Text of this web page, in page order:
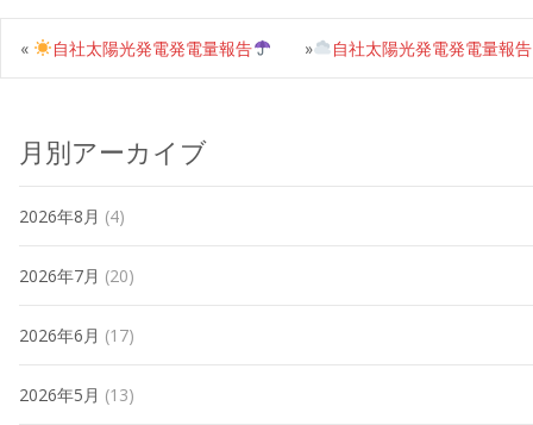
« 自社太陽光発電発電量報告 自社太陽光発電発電量報告
»
月別アーカイブ
2026年8月 (4)
2026年7月 (20)
2026年6月 (17)
2026年5月 (13)